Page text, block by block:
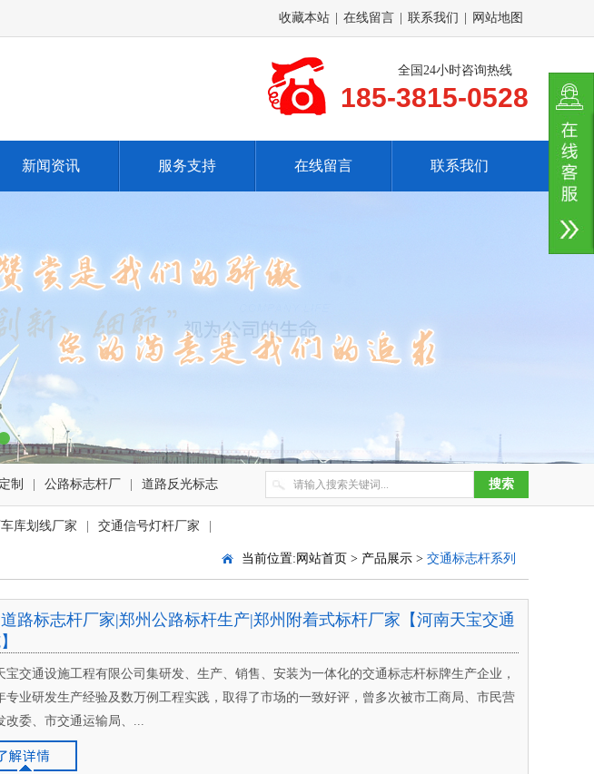
收藏本站 在线留言 联系我们 网站地图
全国24小时咨询热线
185-3815-0528
新闻资讯 服务支持 在线留言 联系我们
制 公路标志杆厂 道路反光标志
库划线厂家 交通信号灯杆厂家
当前位置: 网站首页 > 产品展示 > 交通标志杆系列
路标志杆厂家|郑州公路标杆生产|郑州附着式标杆厂家【河南天宝交通
宝交通设施工程有限公司集研发、生产、销售、安装为一体化的交通标志杆标牌生产企业，
专业研发生产经验及数万例工程实践，取得了市场的一致好评，曾多次被市工商局、市民营
改委、市交通运输局、...